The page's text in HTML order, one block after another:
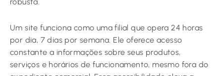
Um site funciona como uma filial que opera 24 horas
por dia, 7 dias por semana. Ele oferece acesso
constante a informações sobre seus produtos,
serviços e horários de funcionamento, mesmo fora do